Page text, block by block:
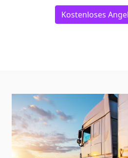
Kostenloses